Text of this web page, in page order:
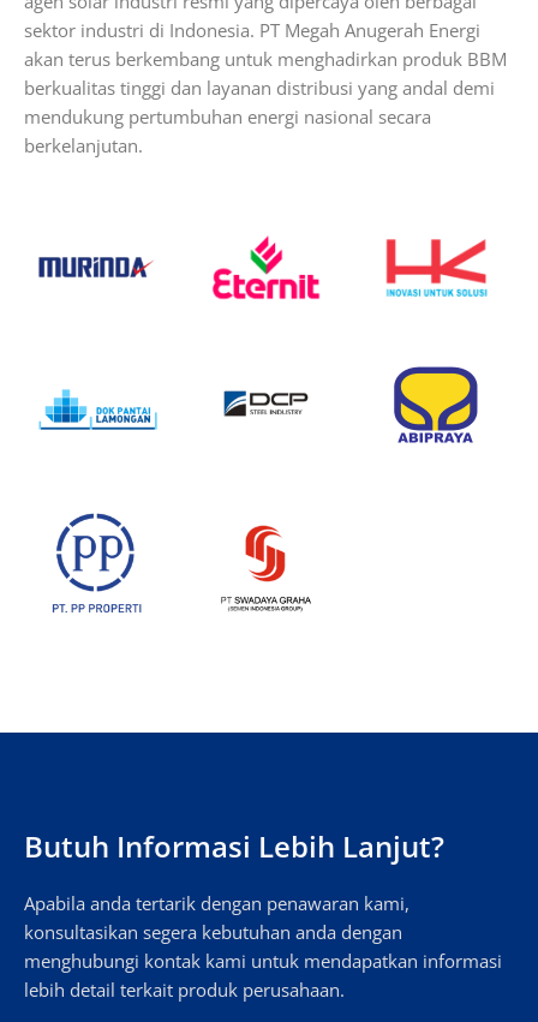
sektor industri di Indonesia. PT Megah Anugerah Energi
akan terus berkembang untuk menghadirkan produk BBM
berkualitas tinggi dan layanan distribusi yang andal demi
mendukung pertumbuhan energi nasional secara
berkelanjutan.
Butuh Informasi Lebih Lanjut?
Apabila anda tertarik dengan penawaran kami,
konsultasikan segera kebutuhan anda dengan
menghubungi kontak kami untuk mendapatkan informasi
lebih detail terkait produk perusahaan.